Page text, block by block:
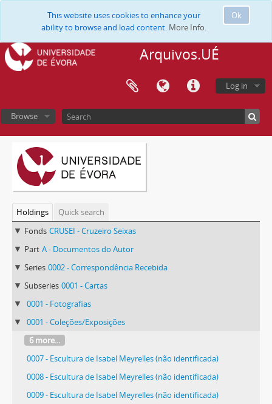
Ok
This website uses cookies to enhance your
ability to browse and load content. More Info.
Arquivos.UÉ
Log in
Browse
Holdings
Quick search
Fonds CRUSEI - Cruzeiro Seixas
Part A - Documentos do Autor
Series 0002 - Correspondência Recebida
Subseries 0001 - Cartas
0001 - Fotografias
0001 - Coleções/Exposições
6 more...
0007 - Escultura de Isabel Meyrelles (não identificada)
0008 - Escultura de Isabel Meyrelles (não identificada)
0009 - Escultura de Isabel Meyrelles (não identificada)